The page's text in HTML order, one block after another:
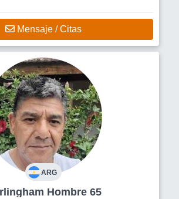
Mensaje / Citas
ARG
Hurlingham Hombre 65